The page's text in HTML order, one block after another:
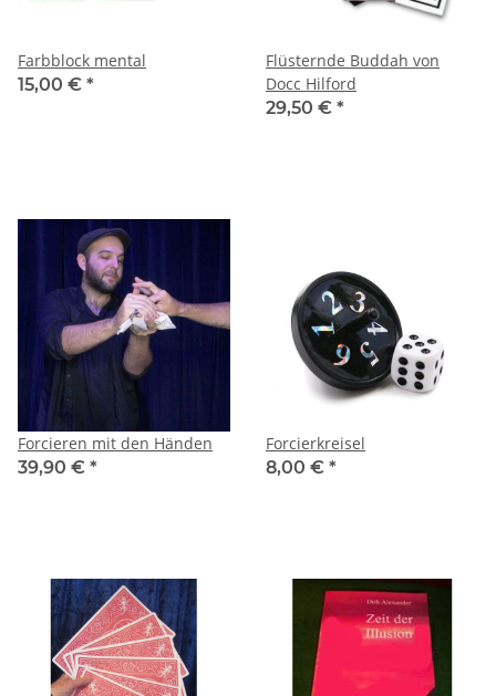
Farbblock mental
15,00 € *
Flüsternde Buddah von
Docc Hilford
29,50 € *
Forcieren mit den Händen
39,90 € *
Forcierkreisel
8,00 € *